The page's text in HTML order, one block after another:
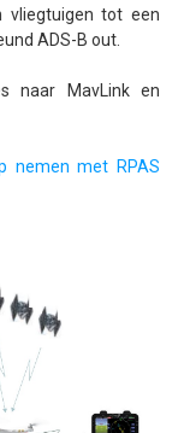
vliegtuigen tot een
ADS-B out.
naar MavLink en
nemen met RPAS